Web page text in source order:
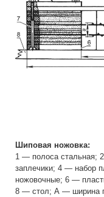
Шиповая ножовка:
1 — полоса стальная;
заплечики; 4 — набор
ножовочные; 6 —
8 — стол; А — ширина